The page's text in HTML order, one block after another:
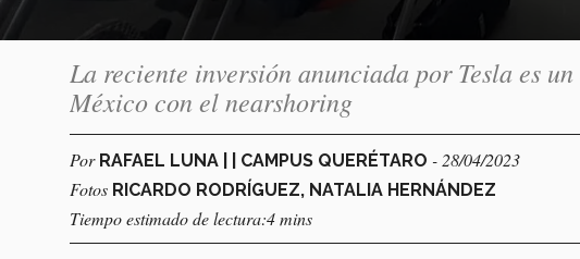
La reciente inversión anunciada por Tesla es
México con el nearshoring
Por RAFAEL LUNA | | CAMPUS QUERÉTARO - 28/04/2023
Fotos RICARDO RODRÍGUEZ, NATALIA HERNÁNDEZ
Tiempo estimado de lectura:4 mins